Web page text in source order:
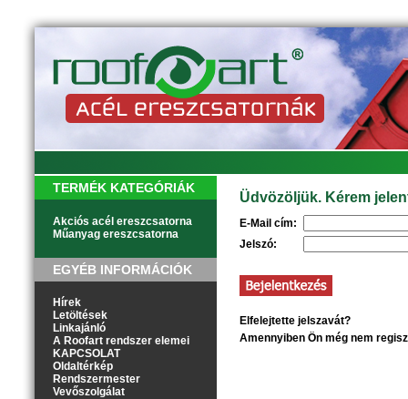
TERMÉK KATEGÓRIÁK
Akciós acél ereszcsatorna
Műanyag ereszcsatorna
EGYÉB INFORMÁCIÓK
Hírek
Letöltések
Linkajánló
A Roofart rendszer elemei
KAPCSOLAT
Oldaltérkép
Rendszermester
Vevőszolgálat
Üdvözöljük. Kérem
E-Mail cím:
Jelszó:
Elfelejtette jelszavát?
Amennyiben Ön még nem